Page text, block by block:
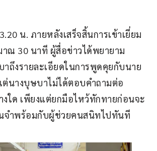
น. ภายหลังเสร็จสิ้นการเข้าเยี่ยม
าณ 30 นาที ผู้สื่อข่าวได้พยายาม
ถึงรายละเอียดในการพูดคุยกับนาย
นางบุษบาไม่ได้ตอบคำถามต่อ
ใด เพียงแต่ยกมือไหว้ทักทายก่อนจะ
จำพร้อมกับผู้ช่วยคนสนิทไปทันที